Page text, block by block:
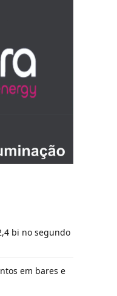
bi no segundo
em bares e